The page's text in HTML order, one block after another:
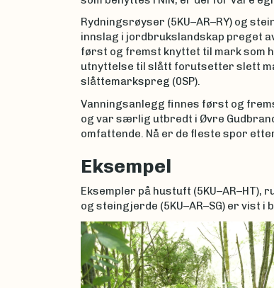
Rydningsrøyser (5KU–AR–RY) og
innslag i jordbrukslandskap preget
først og fremst knyttet til mark
utnyttelse til slått forutsetter slett
slåttemarkspreg (0SP).
Vanningsanlegg finnes først og
og var særlig utbredt i Øvre
omfattende. Nå er de fleste spor
Eksempel
Eksempler på hustuft (5KU–AR–HT),
og steingjerde (5KU–AR–SG) er vist i